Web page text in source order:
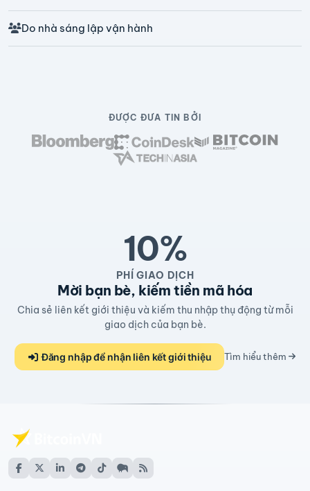
Do nhà sáng lập vận hành
ĐƯỢC ĐƯA TIN BỞI
10%
PHÍ GIAO DỊCH
Mời bạn bè, kiếm tiền mã hóa
Chia sẻ liên kết giới thiệu và kiếm thu nhập thụ động từ mỗi
giao dịch của bạn bè.
Đăng nhập để nhận liên kết giới thiệu Tìm hiểu thêm